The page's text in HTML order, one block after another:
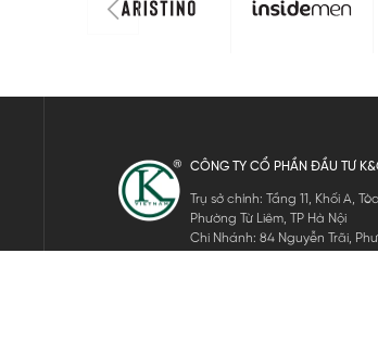
CÔNG TY CỔ PHẦN ĐẦU TƯ
Trụ sở chính: Tầng 11, Khối A,
Phường Từ Liêm, TP Hà Nội
Chi Nhánh: 84 Nguyễn Trãi,